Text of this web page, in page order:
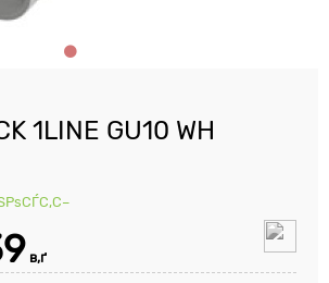
1LINE GU10 WH
в‚ґ